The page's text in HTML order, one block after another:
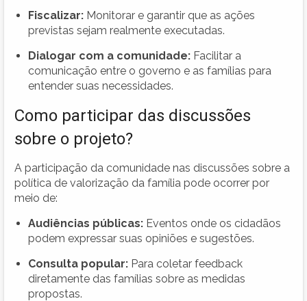
Fiscalizar: Monitorar e garantir que as ações
previstas sejam realmente executadas.
Dialogar com a comunidade: Facilitar a
comunicação entre o governo e as famílias para
entender suas necessidades.
Como participar das discussões
sobre o projeto?
A participação da comunidade nas discussões sobre a
política de valorização da família pode ocorrer por
meio de:
Audiências públicas: Eventos onde os cidadãos
podem expressar suas opiniões e sugestões.
Consulta popular: Para coletar feedback
diretamente das famílias sobre as medidas
propostas.